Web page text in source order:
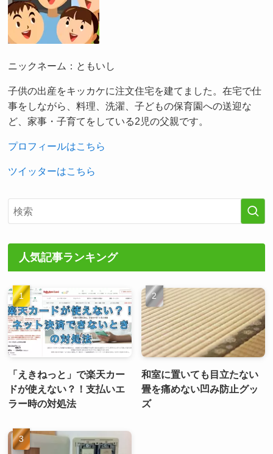
ニックネーム：ともいし
子供の出産をキッカケに注文住宅を建てました。在宅で仕
事をしながら、料理、洗濯、子どもの保育園への送迎な
ど、家事・子育てをしている2児の父親です。
プロフィールはこちら
ツイッターはこちら
人気記事ランキング
「えきねっと」で楽天カー
ドが使えない？！支払いエ
ラー時の対処法
和室に置いても目立たない
畳を痛めない凹み防止グッ
ズ